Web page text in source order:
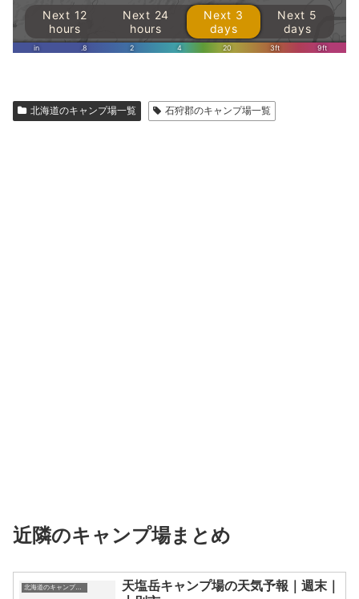
北海道のキャンプ場一覧 石狩郡のキャンプ場一覧
近隣のキャンプ場まとめ
北海道のキャンプ場一覧
天塩岳キャンプ場の天気予報｜週末｜